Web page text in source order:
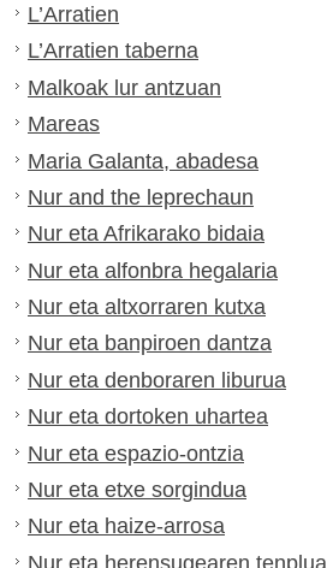
L’Arratien
L’Arratien taberna
Malkoak lur antzuan
Mareas
Maria Galanta, abadesa
Nur and the leprechaun
Nur eta Afrikarako bidaia
Nur eta alfonbra hegalaria
Nur eta altxorraren kutxa
Nur eta banpiroen dantza
Nur eta denboraren liburua
Nur eta dortoken uhartea
Nur eta espazio-ontzia
Nur eta etxe sorgindua
Nur eta haize-arrosa
Nur eta herensugearen tenplua